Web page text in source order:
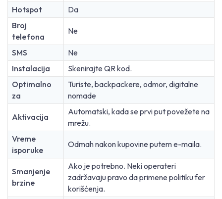
Hotspot
Da
Broj
telefona
Ne
SMS
Ne
Instalacija
Skenirajte QR kod.
Optimalno
za
Turiste, backpackere, odmor, digitalne
nomade
Aktivacija
Automatski, kada se prvi put povežete na
mrežu.
Vreme
isporuke
Odmah nakon kupovine putem e-maila.
Smanjenje
brzine
Ako je potrebno. Neki operateri
zadržavaju pravo da primene politiku fer
korišćenja.